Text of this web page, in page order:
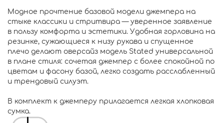
Модное прочтение базовой модели джемпера на
стыке классики и стритвира — уверенное заявление
в пользу комфорта и эстетики. Удобная горловина на
резинке, сужающиеся к низу рукава и спущенное
плечо делают оверсайз модель Stated универсальной
в плане стиля: сочетая джемпер с более спокойной по
цветам и фасону базой, легко создать расслабленный
и трендовый силуэт.
В комплект к джемперу прилагается легкая хлопковая
сумка.